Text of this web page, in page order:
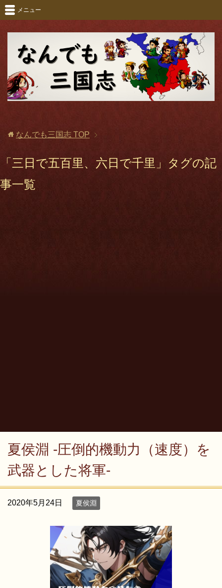
メニュー
なんでも三国志 TOP
「三日で五百里、六日で千里」タグの記
事一覧
夏侯淵 -圧倒的機動力（速度）を
武器とした将軍-
2020年5月24日 夏侯淵